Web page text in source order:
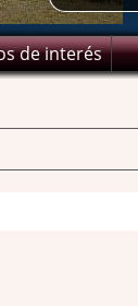
de interés